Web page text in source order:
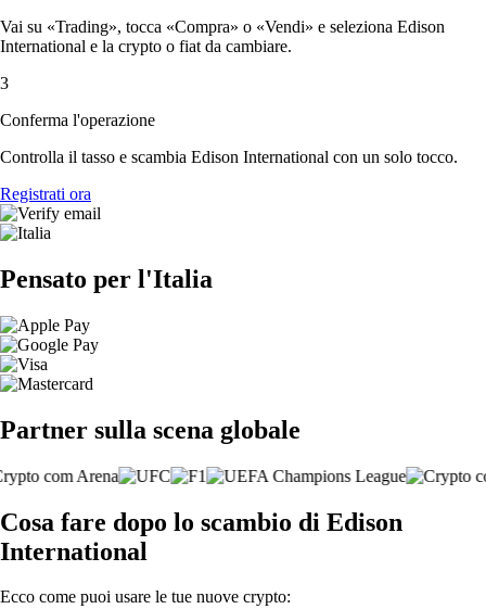
Vai su «Trading», tocca «Compra» o «Vendi» e seleziona Edison
International e la crypto o fiat da cambiare.
3
Conferma l'operazione
Controlla il tasso e scambia Edison International con un solo tocco.
Registrati ora
Pensato per l'Italia
Partner sulla scena globale
Cosa fare dopo lo scambio di Edison
International
Ecco come puoi usare le tue nuove crypto: